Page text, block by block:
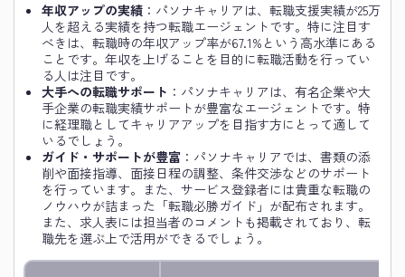
年収アップの実績 ：パソナキャリアは、転職支援実績が25万
人を超える実績を持つ転職エージェントです。特に注目す
べきは、転職時の年収アップ率が67.1%という高水準にある
ことです。年収を上げることを目的に転職活動を行ってい
る人は注目です。
大手への転職サポート ：パソナキャリアは、有名企業や大
手企業の転職実績サポートが豊富なエージェントです。特
に経理職としてキャリアアップを目指す方にとって適して
いるでしょう。
ガイド・サポートが豊富 ：パソナキャリアでは、書類の添
削や面接指導、面接日程の調整、条件交渉などのサポート
を行っています。また、サービス登録者には貴重な転職の
ノウハウが詰まった「転職必勝ガイド」が配布されます。
また、求人表には担当者のコメントも掲載されており、転
職先を選ぶ上で活用ができるでしょう。